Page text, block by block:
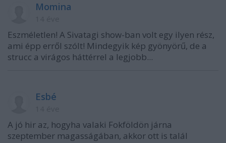
Momina
Eszméletlen! A Sivatagi show-ban volt egy ilyen rész,
ami épp erről szólt! Mindegyik kép gyönyörű, de a
strucc a virágos háttérrel a legjobb...
Esbé
A jó hir az, hogyha valaki Fokföldön járna
szeptember magasságában, akkor ott is talál